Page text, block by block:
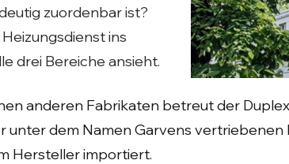
zuordenbar ist?
ins
drei Bereiche ansieht.
anderen Fabrikaten betreut der
unter dem Namen Garvens
Hersteller importiert.